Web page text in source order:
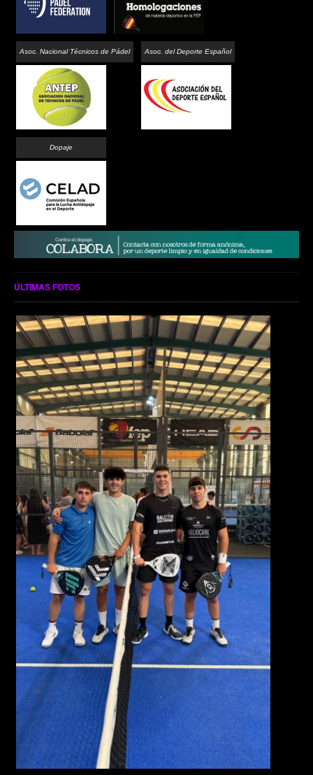
Asoc. Nacional Técnicos de Pádel Asoc. del Deporte Español
Dopaje
ÚLTIMAS FOTOS